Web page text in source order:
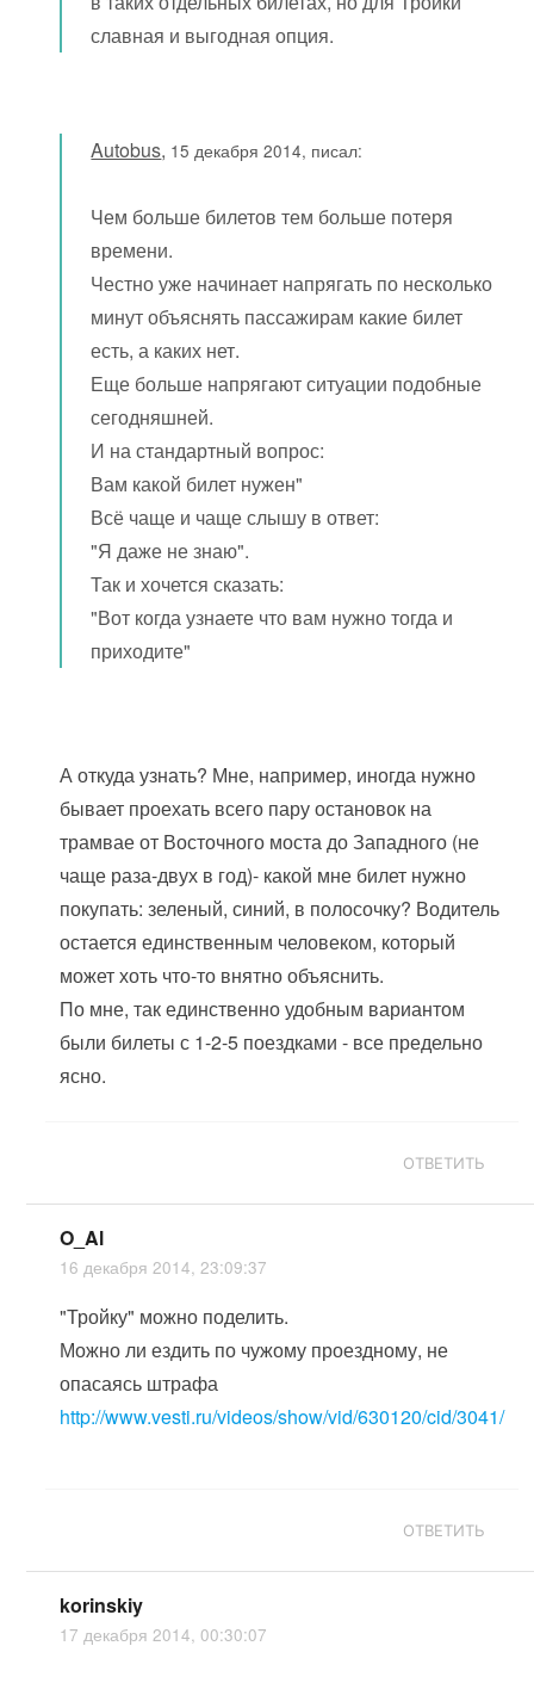
славная и выгодная опция.
Autobus, 15 декабря 2014, писал:
Чем больше билетов тем больше потеря
времени.
Честно уже начинает напрягать по несколько
минут объяснять пассажирам какие билет
есть, а каких нет.
Еще больше напрягают ситуации подобные
сегодняшней.
И на стандартный вопрос:
Вам какой билет нужен"
Всё чаще и чаще слышу в ответ:
"Я даже не знаю".
Так и хочется сказать:
"Вот когда узнаете что вам нужно тогда и
приходите"
А откуда узнать? Мне, например, иногда нужно
бывает проехать всего пару остановок на
трамвае от Восточного моста до Западного (не
чаще раза-двух в год)- какой мне билет нужно
покупать: зеленый, синий, в полосочку? Водитель
остается единственным человеком, который
может хоть что-то внятно объяснить.
По мне, так единственно удобным вариантом
были билеты с 1-2-5 поездками - все предельно
ясно.
ОТВЕТИТЬ
O_Al
16 декабря 2014, 23:09:37
"Тройку" можно поделить.
Можно ли ездить по чужому проездному, не
опасаясь штрафа
http://www.vesti.ru/videos/show/vid/630120/cid/3041/
ОТВЕТИТЬ
korinskiy
17 декабря 2014, 00:30:07